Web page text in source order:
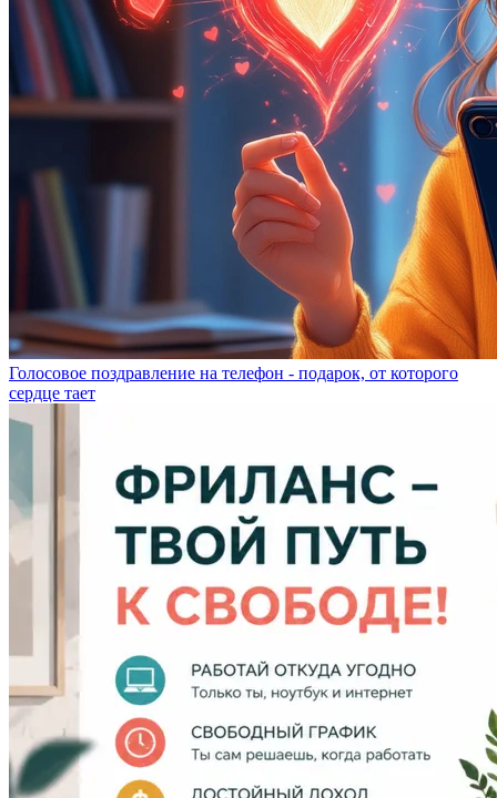
Голосовое поздравление на телефон - подарок, от которого
сердце тает